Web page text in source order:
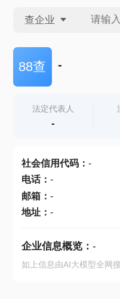
查企业
查企业
查产地
88查 -
法定代表人
-
社会信用代码： -
电话： -
邮箱： -
地址： -
企业信息概览： -
如上信息由AI大模型全网